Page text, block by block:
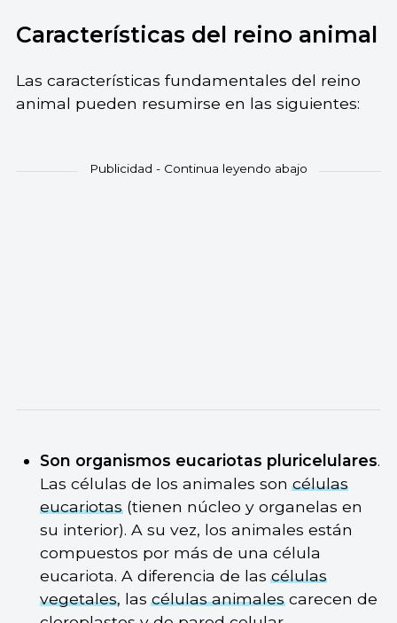
Características del reino animal
Las características fundamentales del reino
animal pueden resumirse en las siguientes:
Son organismos eucariotas pluricelulares.
Las células de los animales soncélulas
eucariotas(tienen núcleo y organelas en
su interior). A su vez, los animales están
compuestos por más de una célula
eucariota. A diferencia de lascélulas
vegetales, lascélulas animalescarecen de